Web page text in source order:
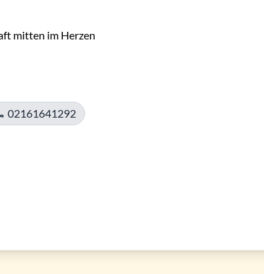
mitten im Herzen
02161641292